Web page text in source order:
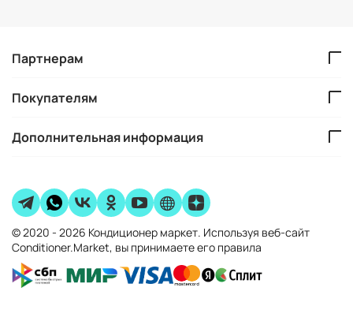
Партнерам
Покупателям
Дополнительная информация
© 2020 - 2026 Кондиционер маркет. Используя веб-сайт
Conditioner.Market, вы принимаете его правила